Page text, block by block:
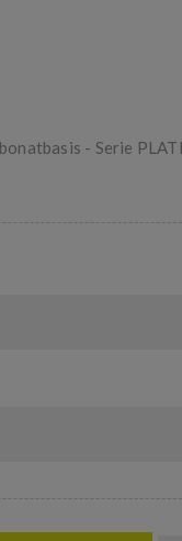
- Serie